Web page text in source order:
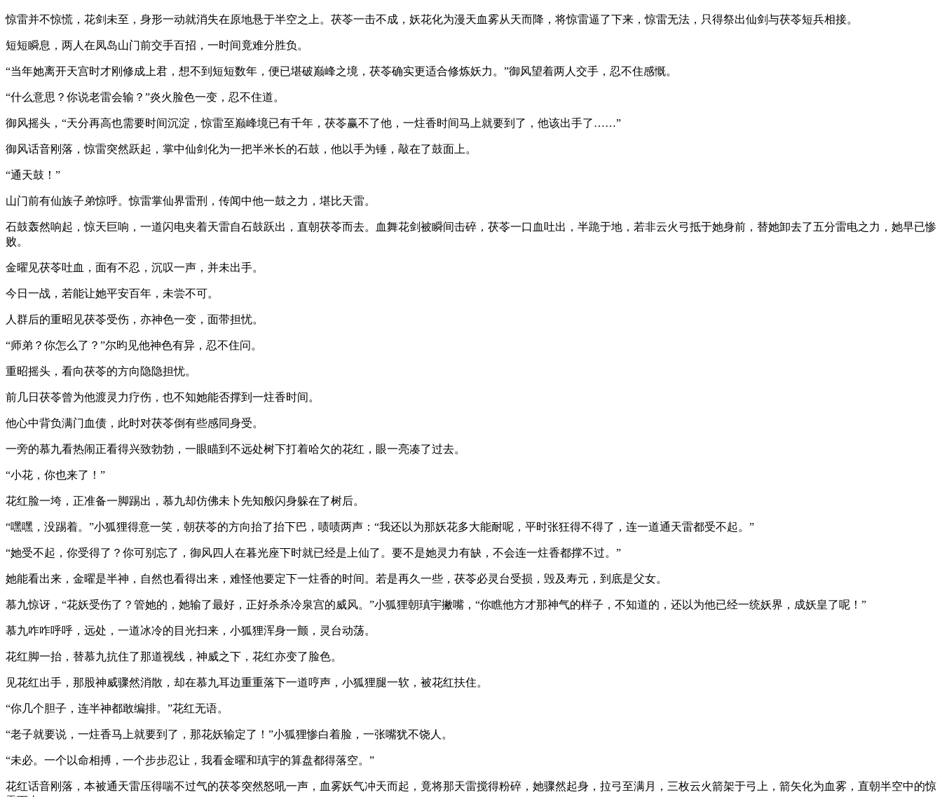
惊雷并不惊慌，花剑未至，身形一动就消失在原地悬于半空之上。茯苓一击不成，妖花化为漫天血雾从天而降，将惊雷逼了下来，惊雷无法，只得祭出仙剑与茯苓短兵相接。
短短瞬息，两人在凤岛山门前交手百招，一时间竟难分胜负。
“当年她离开天宫时才刚修成上君，想不到短短数年，便已堪破巅峰之境，茯苓确实更适合修炼妖力。”御风望着两人交手，忍不住感慨。
“什么意思？你说老雷会输？”炎火脸色一变，忍不住道。
御风摇头，“天分再高也需要时间沉淀，惊雷至巅峰境已有千年，茯苓赢不了他，一炷香时间马上就要到了，他该出手了……”
御风话音刚落，惊雷突然跃起，掌中仙剑化为一把半米长的石鼓，他以手为锤，敲在了鼓面上。
“通天鼓！”
山门前有仙族子弟惊呼。惊雷掌仙界雷刑，传闻中他一鼓之力，堪比天雷。
石鼓轰然响起，惊天巨响，一道闪电夹着天雷自石鼓跃出，直朝茯苓而去。血舞花剑被瞬间击碎，茯苓一口血吐出，半跪于地，若非云火弓抵于她身前，替她卸去了五分雷电之力，她早已惨
败。
金曜见茯苓吐血，面有不忍，沉叹一声，并未出手。
今日一战，若能让她平安百年，未尝不可。
人群后的重昭见茯苓受伤，亦神色一变，面带担忧。
“师弟？你怎么了？”尔昀见他神色有异，忍不住问。
重昭摇头，看向茯苓的方向隐隐担忧。
前几日茯苓曾为他渡灵力疗伤，也不知她能否撑到一炷香时间。
他心中背负满门血债，此时对茯苓倒有些感同身受。
一旁的慕九看热闹正看得兴致勃勃，一眼瞄到不远处树下打着哈欠的花红，眼一亮凑了过去。
“小花，你也来了！”
花红脸一垮，正准备一脚踢出，慕九却仿佛未卜先知般闪身躲在了树后。
“嘿嘿，没踢着。”小狐狸得意一笑，朝茯苓的方向抬了抬下巴，啧啧两声：“我还以为那妖花多大能耐呢，平时张狂得不得了，连一道通天雷都受不起。”
“她受不起，你受得了？你可别忘了，御风四人在暮光座下时就已经是上仙了。要不是她灵力有缺，不会连一炷香都撑不过。”
她能看出来，金曜是半神，自然也看得出来，难怪他要定下一炷香的时间。若是再久一些，茯苓必灵台受损，毁及寿元，到底是父女。
慕九惊讶，“花妖受伤了？管她的，她输了最好，正好杀杀冷泉宫的威风。”小狐狸朝瑱宇撇嘴，“你瞧他方才那神气的样子，不知道的，还以为他已经一统妖界，成妖皇了呢！”
慕九咋咋呼呼，远处，一道冰冷的目光扫来，小狐狸浑身一颤，灵台动荡。
花红脚一抬，替慕九抗住了那道视线，神威之下，花红亦变了脸色。
见花红出手，那股神威骤然消散，却在慕九耳边重重落下一道哼声，小狐狸腿一软，被花红扶住。
“你几个胆子，连半神都敢编排。”花红无语。
“老子就要说，一炷香马上就要到了，那花妖输定了！”小狐狸惨白着脸，一张嘴犹不饶人。
“未必。一个以命相搏，一个步步忍让，我看金曜和瑱宇的算盘都得落空。”
花红话音刚落，本被通天雷压得喘不过气的茯苓突然怒吼一声，血雾妖气冲天而起，竟将那天雷搅得粉碎，她骤然起身，拉弓至满月，三枚云火箭架于弓上，箭矢化为血雾，直朝半空中的惊